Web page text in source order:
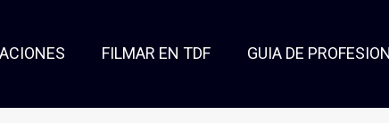
FILMAR EN TDF GUIA DE